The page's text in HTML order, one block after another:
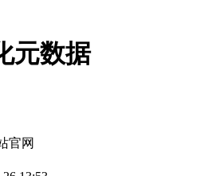
元数据
官网